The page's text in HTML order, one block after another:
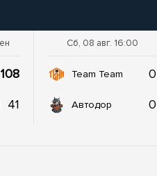
108
41
Сб, 08 авг. 16:00
Team Team 0
Автодор 0